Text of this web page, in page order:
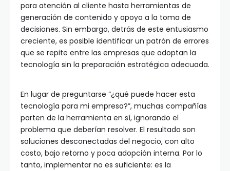
para atención al cliente hasta herramientas de
generación de contenido y apoyo a la toma de
decisiones. Sin embargo, detrás de este entusiasmo
creciente, es posible identificar un patrón de errores
que se repite entre las empresas que adoptan la
tecnología sin la preparación estratégica adecuada.
En lugar de preguntarse “¿qué puede hacer esta
tecnología para mi empresa?”, muchas compañías
parten de la herramienta en sí, ignorando el
problema que deberían resolver. El resultado son
soluciones desconectadas del negocio, con alto
costo, bajo retorno y poca adopción interna. Por lo
tanto, implementar no es suficiente: es la